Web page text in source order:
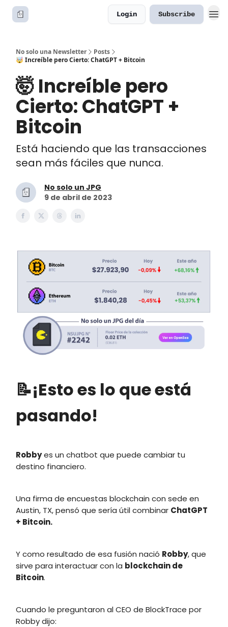
Login Subscribe
No solo una Newsletter
Posts
🤯 Increíble pero Cierto: ChatGPT + Bitcoin
🤯 Increíble pero
Cierto: ChatGPT +
Bitcoin
Está haciendo que las transacciones
sean más fáciles que nunca.
No solo un JPG
9 de abril de 2023
📝¡Esto es lo que está
pasando!
Robbyes un chatbot que puede cambiar tu
destino financiero.
Una firma de encuestas blockchain con sede en
Austin, TX, pensó que sería útil combinar ChatGPT
+ Bitcoin.
Y como resultado de esa fusión nació Robby, que
sirve para interactuar con la blockchain de
Bitcoin.
Cuando le preguntaron al CEO de BlockTrace por
Robby dijo: